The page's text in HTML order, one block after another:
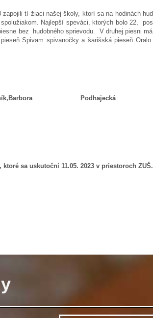
tí žiaci našej školy, ktorí sa na hodinách
Najlepší speváci, ktorých bolo 22,
bez hudobného sprievodu. V druhej piesni
Spivam spivanočky a šarišská pieseň
sa uskutoční 11.05. 2023 v priestoroch ZUŠ.